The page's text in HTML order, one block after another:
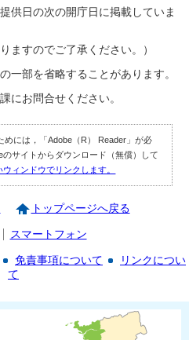
供日の次の開庁日に掲載していま
ますのでご了承ください。）
一部を省略することがあります。
にお問合せください。
めには，「Adobe（R） Reader」が必
サイトからダウンロード（無償）して
ィンドウでリンクします。
トップページへ戻る
スマートフォン
免責事項について
リンクについ
て